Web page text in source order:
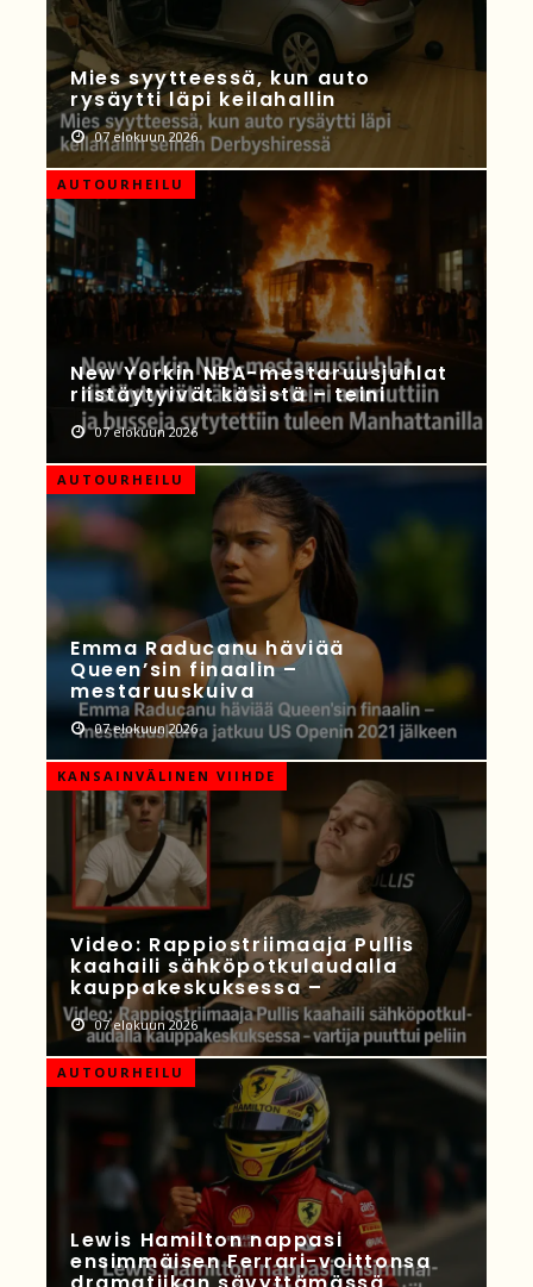
Mies syytteessä, kun auto
rysäytti läpi keilahallin
07 elokuun 2026
AUTOURHEILU
New Yorkin NBA-mestaruusjuhlat
riistäytyivät käsistä – teini
07 elokuun 2026
AUTOURHEILU
Emma Raducanu häviää
Queen’sin finaalin –
mestaruuskuiva
07 elokuun 2026
KANSAINVÄLINEN VIIHDE
Video: Rappiostriimaaja Pullis
kaahaili sähköpotkulaudalla
kauppakeskuksessa –
07 elokuun 2026
AUTOURHEILU
Lewis Hamilton nappasi
ensimmäisen Ferrari-voittonsa